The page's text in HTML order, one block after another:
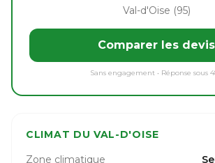
Val-d'Oise (95)
Comparer les devis
Sans engagement • Réponse sous
CLIMAT DU VAL-D'OISE
Zone climatique